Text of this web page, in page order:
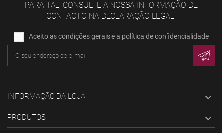
PARA TAL, CONSULTE A NOSSA INFORMAÇÃO DE
CONTACTO NA DECLARAÇÃO LEGAL.
Aceito as condições gerais e a política de confidencialidade
INFORMAÇÃO DA LOJA 
PRODUTOS 